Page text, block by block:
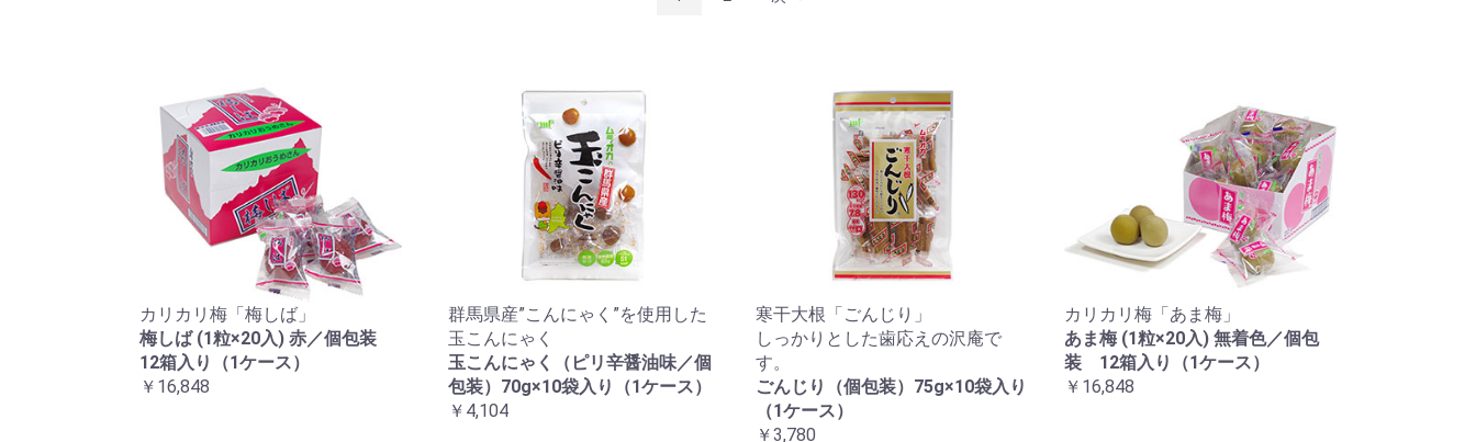
カリカリ梅「梅しば」
梅しば (1粒×20入) 赤／個包装
12箱入り（1ケース）
￥16,848
群馬県産”こんにゃく”を使用した
玉こんにゃく
玉こんにゃく（ピリ辛醤油味／個
包装）70g×10袋入り（1ケース）
￥4,104
寒干大根「ごんじり」
しっかりとした歯応えの沢庵で
す。
ごんじり（個包装）75g×10袋入り
（1ケース）
￥3,780
カリカリ梅「あま梅」
あま梅 (1粒×20入) 無着色／個包
装 12箱入り（1ケース）
￥16,848